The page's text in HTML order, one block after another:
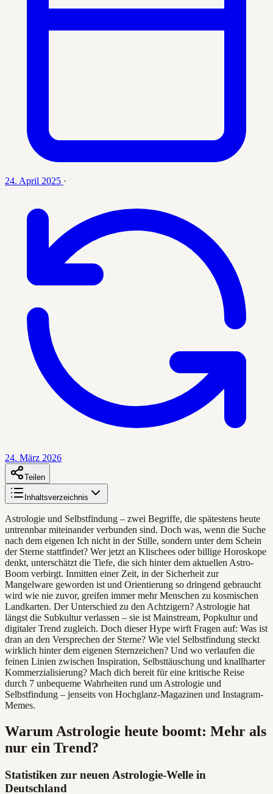
24. April 2025 ·
24. März 2026
Teilen
Inhaltsverzeichnis
Astrologie und Selbstfindung – zwei Begriffe, die spätestens heute
untrennbar miteinander verbunden sind. Doch was, wenn die Suche
nach dem eigenen Ich nicht in der Stille, sondern unter dem Schein
der Sterne stattfindet? Wer jetzt an Klischees oder billige Horoskope
denkt, unterschätzt die Tiefe, die sich hinter dem aktuellen Astro-
Boom verbirgt. Inmitten einer Zeit, in der Sicherheit zur
Mangelware geworden ist und Orientierung so dringend gebraucht
wird wie nie zuvor, greifen immer mehr Menschen zu kosmischen
Landkarten. Der Unterschied zu den Achtzigern? Astrologie hat
längst die Subkultur verlassen – sie ist Mainstream, Popkultur und
digitaler Trend zugleich. Doch dieser Hype wirft Fragen auf: Was ist
dran an den Versprechen der Sterne? Wie viel Selbstfindung steckt
wirklich hinter dem eigenen Sternzeichen? Und wo verlaufen die
feinen Linien zwischen Inspiration, Selbsttäuschung und knallharter
Kommerzialisierung? Mach dich bereit für eine kritische Reise
durch 7 unbequeme Wahrheiten rund um Astrologie und
Selbstfindung – jenseits von Hochglanz-Magazinen und Instagram-
Memes.
Warum Astrologie heute boomt: Mehr als
nur ein Trend?
Statistiken zur neuen Astrologie-Welle in
Deutschland